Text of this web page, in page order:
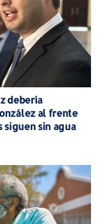
debería
al frente
siguen sin agua